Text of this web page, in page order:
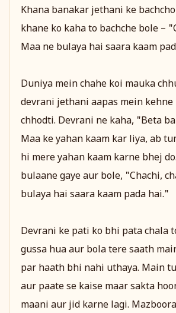
Khana banakar jethani ke
khane ko kaha to bachche bole –
Maa ne bulaya hai saara kaam
Duniya mein chahe koi mauka
devrani jethani aapas mein kehne
chhodti. Devrani ne kaha, "Beta
Maa ke yahan kaam kar liya, ab
hi mere yahan kaam karne bhej
bulaane gaye aur bole, "Chachi,
bulaya hai saara kaam pada hai."
Devrani ke pati ko bhi pata chala
gussa hua aur bola tere saath
par haath bhi nahi uthaya. Main
aur paate se kaise maar sakta
maani aur jid karne lagi.